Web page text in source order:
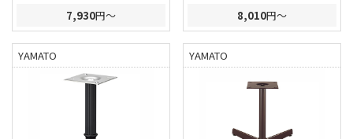
7,930円～ 8,010円～
YAMATO YAMATO